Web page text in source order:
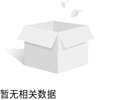
暂无相关数据